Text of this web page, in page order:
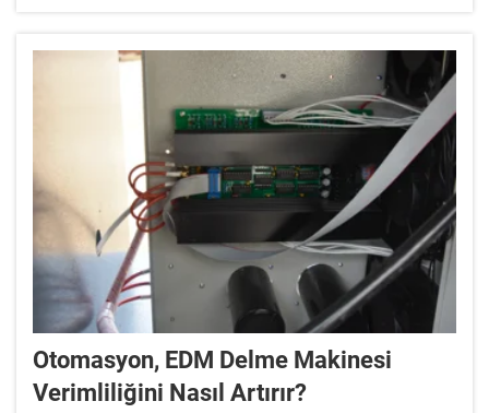
Otomasyon, EDM Delme Makinesi
Verimliliğini Nasıl Artırır?